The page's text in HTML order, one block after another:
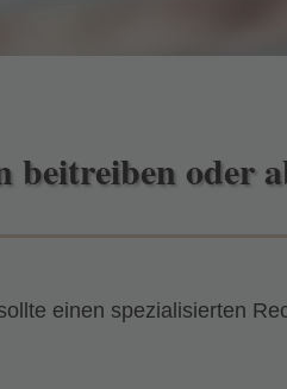
beitreiben oder
einen spezialisierten